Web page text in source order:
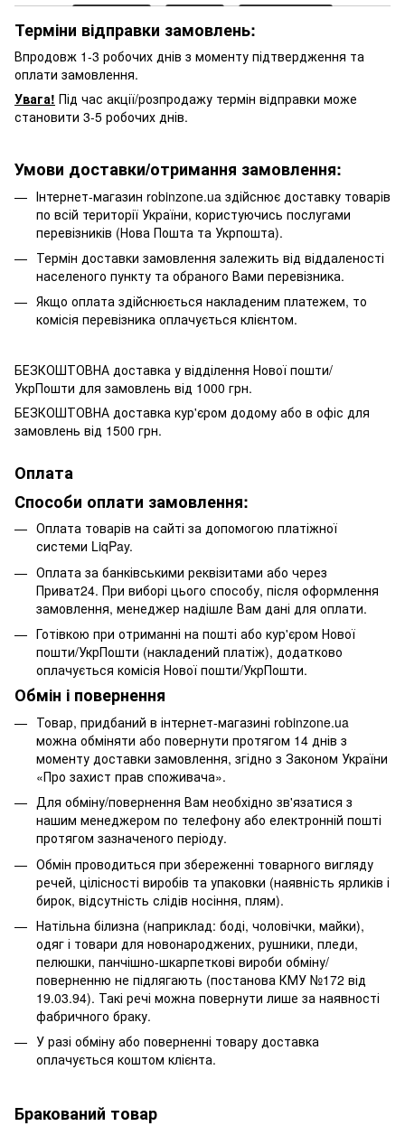
Терміни відправки замовлень:
Впродовж 1-3 робочих днів з моменту підтвердження та
оплати замовлення.
Увага! Під час акції/розпродажу термін відправки може
становити 3-5 робочих днів.
Умови доставки/отримання замовлення:
Інтернет-магазин robinzone.ua здійснює доставку товарів
по всій території України, користуючись послугами
перевізників (Нова Пошта та Укрпошта).
Термін доставки замовлення залежить від віддаленості
населеного пункту та обраного Вами перевізника.
Якщо оплата здійснюється накладеним платежем, то
комісія перевізника оплачується клієнтом.
БЕЗКОШТОВНА доставка у відділення Нової пошти/
УкрПошти для замовлень від 1000 грн.
БЕЗКОШТОВНА доставка кур'єром додому або в офіс для
замовлень від 1500 грн.
Оплата
Способи оплати замовлення:
Оплата товарів на сайті за допомогою платіжної
системи LiqPay.
Оплата за банківськими реквізитами або через
Приват24. При виборі цього способу, після оформлення
замовлення, менеджер надішле Вам дані для оплати.
Готівкою при отриманні на пошті або кур'єром Нової
пошти/УкрПошти (накладений платіж), додатково
оплачується комісія Нової пошти/УкрПошти.
Обмін і повернення
Товар, придбаний в інтернет-магазині robinzone.ua
можна обміняти або повернути протягом 14 днів з
моменту доставки замовлення, згідно з Законом України
«Про захист прав споживача».
Для обміну/повернення Вам необхідно зв'язатися з
нашим менеджером по телефону або електронній пошті
протягом зазначеного періоду.
Обмін проводиться при збереженні товарного вигляду
речей, цілісності виробів та упаковки (наявність ярликів і
бирок, відсутність слідів носіння, плям).
Натільна білизна (наприклад: боді, чоловічки, майки),
одяг і товари для новонароджених, рушники, пледи,
пелюшки, панчішно-шкарпеткові вироби обміну/
поверненню не підлягають (постанова КМУ №172 від
19.03.94). Такі речі можна повернути лише за наявності
фабричного браку.
У разі обміну або поверненні товару доставка
оплачується коштом клієнта.
Бракований товар